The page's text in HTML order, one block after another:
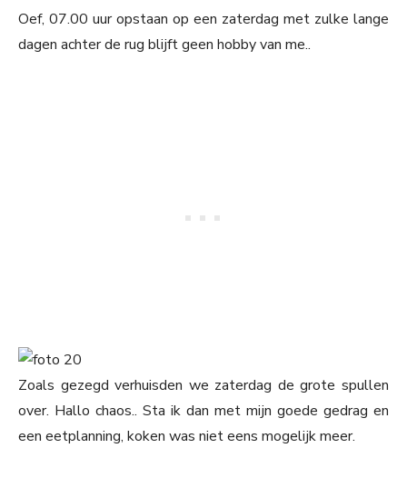
Oef, 07.00 uur opstaan op een zaterdag met zulke lange
dagen achter de rug blijft geen hobby van me..
Zoals gezegd verhuisden we zaterdag de grote spullen
over. Hallo chaos.. Sta ik dan met mijn goede gedrag en
een eetplanning, koken was niet eens mogelijk meer.